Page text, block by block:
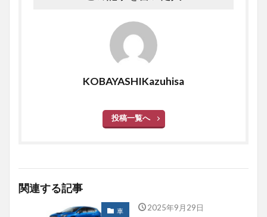
KOBAYASHIKazuhisa
投稿一覧へ
関連する記事
車 2025年9月29日